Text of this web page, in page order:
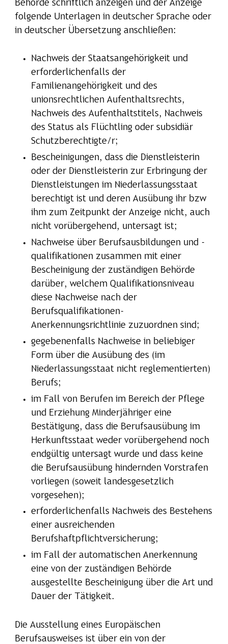
Behörde schriftlich anzeigen und der Anzeige
folgende Unterlagen in deutscher Sprache oder
in deutscher Übersetzung anschließen:
Nachweis der Staatsangehörigkeit und
erforderlichenfalls der
Familienangehörigkeit und des
unionsrechtlichen Aufenthaltsrechts,
Nachweis des Aufenthaltstitels, Nachweis
des Status als Flüchtling oder subsidiär
Schutzberechtigte/r;
Bescheinigungen, dass die Dienstleisterin
oder der Dienstleisterin zur Erbringung der
Dienstleistungen im Niederlassungsstaat
berechtigt ist und deren Ausübung ihr bzw
ihm zum Zeitpunkt der Anzeige nicht, auch
nicht vorübergehend, untersagt ist;
Nachweise über Berufsausbildungen und -
qualifikationen zusammen mit einer
Bescheinigung der zuständigen Behörde
darüber, welchem Qualifikationsniveau
diese Nachweise nach der
Berufsqualifikationen-
Anerkennungsrichtlinie zuzuordnen sind;
gegebenenfalls Nachweise in beliebiger
Form über die Ausübung des (im
Niederlassungsstaat nicht reglementierten)
Berufs;
im Fall von Berufen im Bereich der Pflege
und Erziehung Minderjähriger eine
Bestätigung, dass die Berufsausübung im
Herkunftsstaat weder vorübergehend noch
endgültig untersagt wurde und dass keine
die Berufsausübung hindernden Vorstrafen
vorliegen (soweit landesgesetzlich
vorgesehen);
erforderlichenfalls Nachweis des Bestehens
einer ausreichenden
Berufshaftpflichtversicherung;
im Fall der automatischen Anerkennung
eine von der zuständigen Behörde
ausgestellte Bescheinigung über die Art und
Dauer der Tätigkeit.
Die Ausstellung eines Europäischen
Berufsausweises ist über ein von der